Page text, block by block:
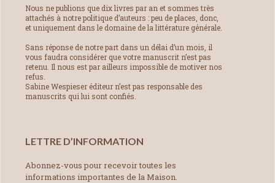
Nous ne publions que dix livres par an et sommes très
attachés à notre politique d’auteurs : peu de places, donc,
et uniquement dans le domaine de la littérature générale.
Sans réponse de notre part dans un délai d’un mois, il
vous faudra considérer que votre manuscrit n’est pas
retenu. Il nous est par ailleurs impossible de motiver nos
refus.
Sabine Wespieser éditeur n’est pas responsable des
manuscrits qui lui sont confiés.
LETTRE D’INFORMATION
Abonnez-vous pour recevoir toutes les
informations importantes de la Maison.